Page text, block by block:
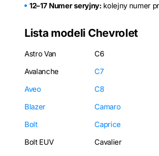
12–17 Numer seryjny: kolejny numer
Lista modeli Chevrolet
Astro Van
Avalanche
Aveo
Blazer
Bolt
Bolt EUV
C6
C7
C8
Camaro
Caprice
Cavalier